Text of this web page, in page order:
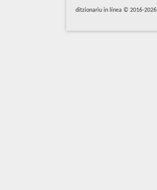
ditzionariu in línea © 2016-2026